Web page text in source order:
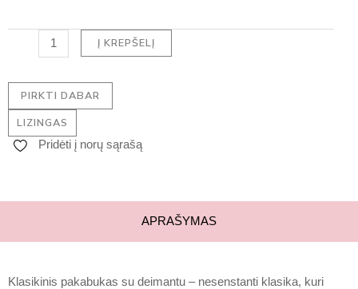
Į KREPŠELĮ
PIRKTI DABAR
LIZINGAS
Pridėti į norų sąrašą
APRAŠYMAS
Klasikinis pakabukas su deimantu – nesenstanti klasika, kuri